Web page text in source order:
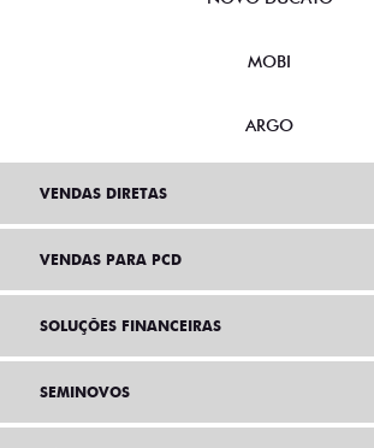
MOBI
ARGO
VENDAS DIRETAS
VENDAS PARA PCD
SOLUÇÕES FINANCEIRAS
SEMINOVOS